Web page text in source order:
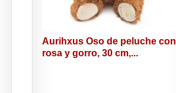
Aurihxus Oso de peluche con
rosa y gorro, 30 cm,...